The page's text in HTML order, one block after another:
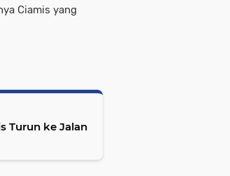
Ciamis yang
Turun ke Jalan